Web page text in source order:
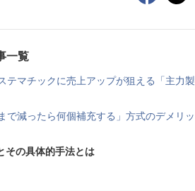
一覧
マチックに売上アップが狙える「主力製
減ったら何個補充する」方式のデメリッ
その具体的手法とは